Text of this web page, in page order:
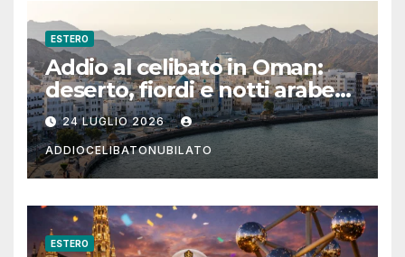
ESTERO
Addio al celibato in Oman:
deserto, fiordi e notti arabe
tra Muscat e Musandam
24 LUGLIO 2026
ADDIOCELIBATONUBILATO
ESTERO